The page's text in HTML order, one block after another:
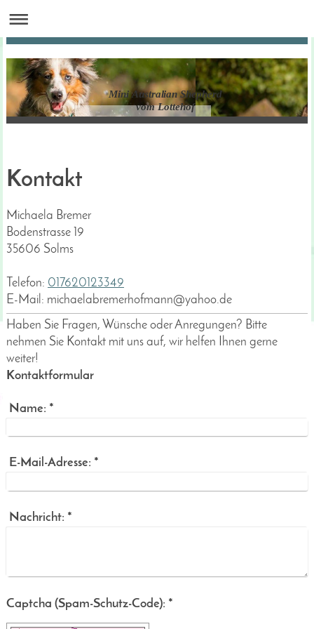
Mini Australian Shepherd
vom Lottehof
Kontakt
Michaela Bremer
Bodenstrasse 19
35606 Solms
Telefon: 0 17620123349
E-Mail: michaelabremerhofmann@yahoo.de
Haben Sie Fragen, Wünsche oder Anregungen? Bitte
nehmen Sie Kontakt mit uns auf, wir helfen Ihnen gerne
weiter!
Kontaktformular
Name: *
E-Mail-Adresse: *
Nachricht: *
Captcha (Spam-Schutz-Code): *